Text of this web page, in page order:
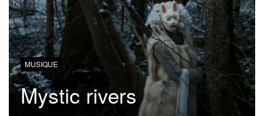
MUSIQUE
Mystic rivers